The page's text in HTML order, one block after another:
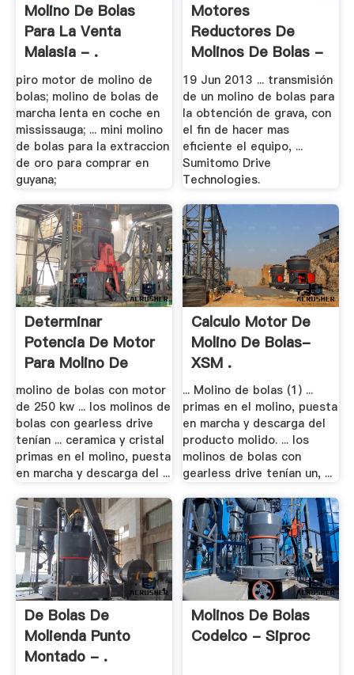
Molino De Bolas
Para La Venta
Malasia - .
piro motor de molino de
bolas; molino de bolas de
marcha lenta en coche en
mississauga; ... mini molino
de bolas para la extraccion
de oro para comprar en
guyana;
Motores
Reductores De
Molinos De Bolas -
.
19 Jun 2013 ... transmisión
de un molino de bolas para
la obtención de grava, con
el fin de hacer mas
eficiente el equipo, ...
Sumitomo Drive
Technologies.
Determinar
Potencia De Motor
Para Molino De
Bolas
molino de bolas con motor
de 250 kw ... los molinos de
bolas con gearless drive
tenían ... ceramica y cristal
primas en el molino, puesta
en marcha y descarga del ...
Calculo Motor De
Molino De Bolas-
XSM .
... Molino de bolas (1) ...
primas en el molino, puesta
en marcha y descarga del
producto molido. ... los
molinos de bolas con
gearless drive tenían un, ...
De Bolas De
Molienda Punto
Montado - .
Molinos De Bolas
Codelco - Siproc